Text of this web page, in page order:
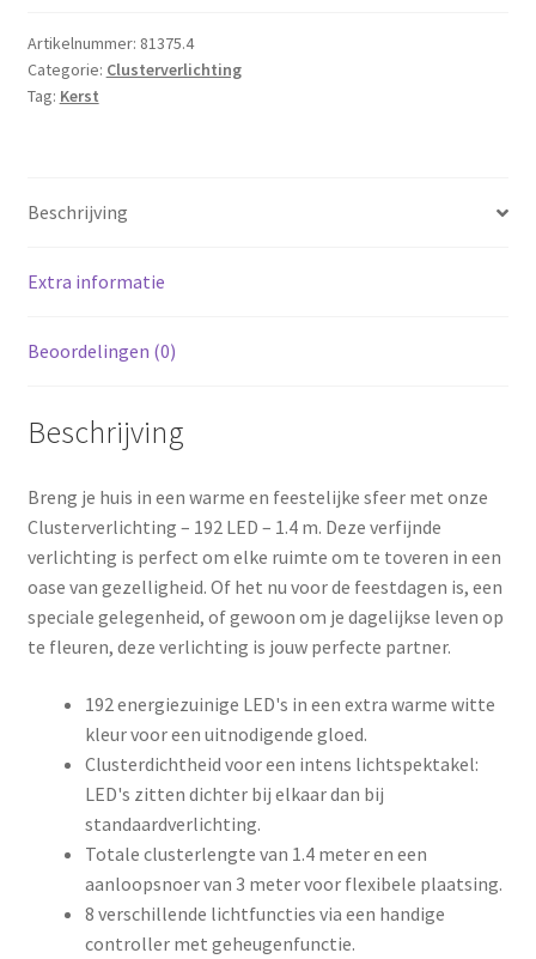
-
1.4m
-
-
warm
aantal
Artikelnummer: 81375.4
Categorie: Clusterverlichting
Tag: Kerst
Beschrijving
Extra informatie
Beoordelingen (0)
Beschrijving
Breng je huis in een warme en feestelijke sfeer met onze
Clusterverlichting – 192 LED – 1.4 m. Deze verfijnde
verlichting is perfect om elke ruimte om te toveren in een
oase van gezelligheid. Of het nu voor de feestdagen is, een
speciale gelegenheid, of gewoon om je dagelijkse leven op
te fleuren, deze verlichting is jouw perfecte partner.
192 energiezuinige LED's in een extra warme witte
kleur voor een uitnodigende gloed.
Clusterdichtheid voor een intens lichtspektakel:
LED's zitten dichter bij elkaar dan bij
standaardverlichting.
Totale clusterlengte van 1.4 meter en een
aanloopsnoer van 3 meter voor flexibele plaatsing.
8 verschillende lichtfuncties via een handige
controller met geheugenfunctie.